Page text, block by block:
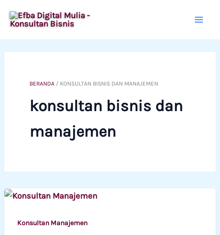
ke
BERANDA / KONSULTAN BISNIS DAN MANAJEMEN
konsultan bisnis dan
manajemen
Konsultan Manajemen